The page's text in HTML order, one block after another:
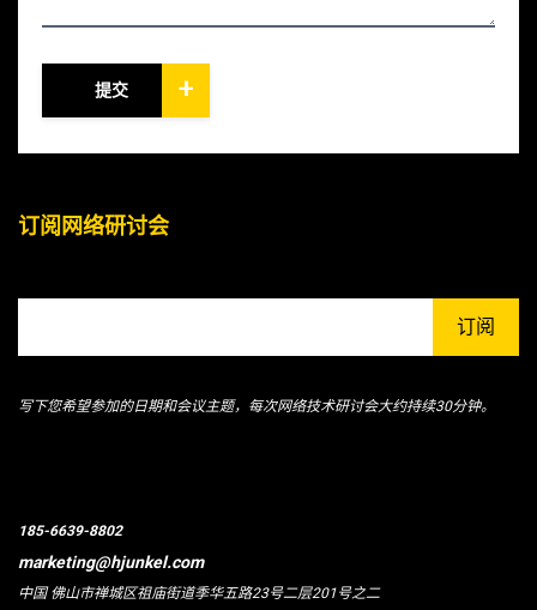
提交 +
订阅网络研讨会
订阅
写下您希望参加的日期和会议主题，每次网络技术研讨会大约持续30分钟。
185-6639-8802
marketing@hjunkel.com
中国 佛山市禅城区祖庙街道季华五路23号二层201号之二